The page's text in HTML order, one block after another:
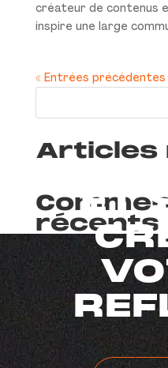
créateur de contenus
inspire une large
« Entrées précédentes
Articles
récents
Aucun commentaire à
ET